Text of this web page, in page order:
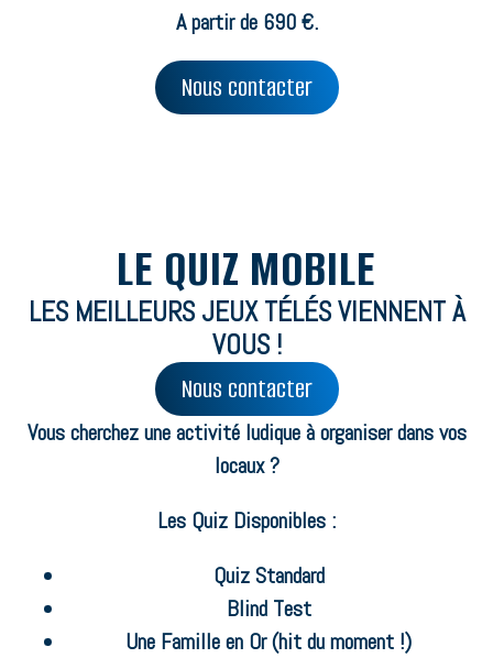
A partir de 690 €.
Nous contacter
LE QUIZ MOBILE
LES MEILLEURS JEUX TÉLÉS VIENNENT À
VOUS !
Nous contacter
Vous cherchez une activité ludique à organiser dans vos
locaux ?
Les Quiz Disponibles :
Quiz Standard
Blind Test
Une Famille en Or (hit du moment !)